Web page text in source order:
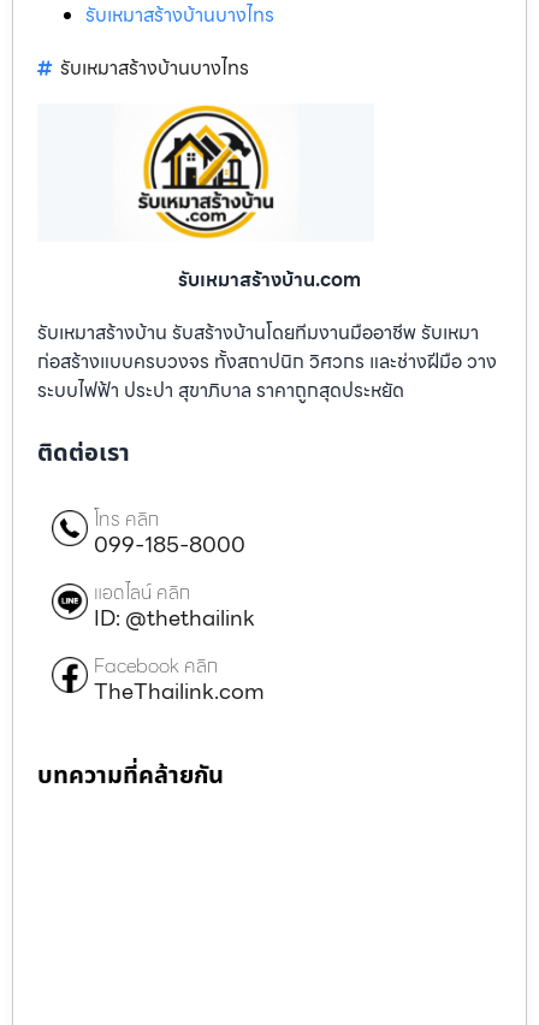
รับเหมาสร้างบ้านบางไทร
รับเหมาสร้างบ้านบางไทร
รับเหมาสร้างบ้าน.com
รับเหมาสร้างบ้าน รับสร้างบ้านโดยทีมงานมืออาชีพ รับเหมา
ก่อสร้างแบบครบวงจร ทั้งสถาปนิก วิศวกร และช่างฝีมือ วาง
ระบบไฟฟ้า ประปา สุขาภิบาล ราคาถูกสุดประหยัด
ติดต่อเรา
โทร คลิก
099-185-8000
แอดไลน์ คลิก
ID: @thethailink
Facebook คลิก
TheThailink.com
บทความที่คล้ายกัน